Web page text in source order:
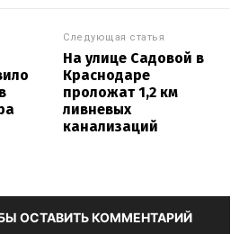
Следующая статья
На улице Садовой в
Краснодаре
проложат 1,2 км
ливневых
канализаций
ОСТАВИТЬ КОММЕНТАРИЙ